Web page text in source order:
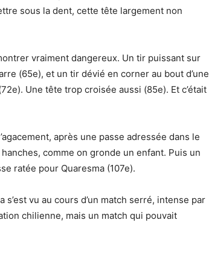
sous la dent, cette tête largement non
vraiment dangereux. Un tir puissant sur
(65e), et un tir dévié en corner au bout d’une
Une tête trop croisée aussi (85e). Et c’était
après une passe adressée dans le
comme on gronde un enfant. Puis un
ratée pour Quaresma (107e).
s’est vu au cours d’un match serré, intense par
chilienne, mais un match qui pouvait